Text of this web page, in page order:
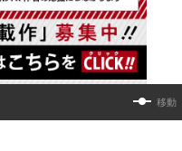
移動